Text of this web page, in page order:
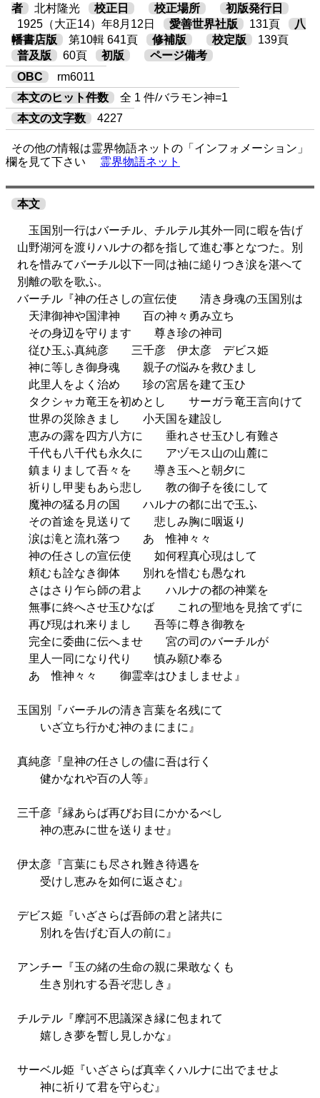
者
北村隆光 校正日 校正場所
初版発行日
1925（大正14）年8月12日
愛善世界社版 131頁
八
幡書店版
第10輯 641頁 修補版 校定版
139頁
普及版
60頁 初版
ページ備考
OBC
rm6011
本文のヒット件数
全 1 件/バラモン神=1
本文の文字数
4227
その他の情報は霊界物語ネットの「インフォメーション」
欄を見て下さい
霊界物語ネット
本文
玉国別一行はバーチル、チルテル其外一同に暇を告げ
山野湖河を渡りハルナの都を指して進む事となつた。別
れを惜みてバーチル以下一同は袖に縋りつき涙を湛へて
別離の歌を歌ふ。
バーチル『神の任さしの宣伝使 清き身魂の玉国別は
天津御神や国津神 百の神々勇み立ち
その身辺を守ります 尊き珍の神司
従ひ玉ふ真純彦 三千彦 伊太彦 デビス姫
神に等しき御身魂 親子の悩みを救ひまし
此里人をよく治め 珍の宮居を建て玉ひ
タクシャカ竜王を初めとし サーガラ竜王言向けて
世界の災除きまし 小天国を建設し
恵みの露を四方八方に 垂れさせ玉ひし有難さ
千代も八千代も永久に アヅモス山の山麓に
鎮まりまして吾々を 導き玉へと朝夕に
祈りし甲斐もあら悲し 教の御子を後にして
魔神の猛る月の国 ハルナの都に出で玉ふ
その首途を見送りて 悲しみ胸に咽返り
涙は滝と流れ落つ あゝ惟神々々
神の任さしの宣伝使 如何程真心現はして
頼むも詮なき御体 別れを惜むも愚なれ
さはさり乍ら師の君よ ハルナの都の神業を
無事に終へさせ玉ひなば これの聖地を見捨てずに
再び現はれ来りまし 吾等に尊き御教を
完全に委曲に伝へませ 宮の司のバーチルが
里人一同になり代り 慎み願ひ奉る
あゝ惟神々々 御霊幸はひましませよ』
玉国別『バーチルの清き言葉を名残にて
いざ立ち行かむ神のまにまに』
真純彦『皇神の任さしの儘に吾は行く
健かなれや百の人等』
三千彦『縁あらば再びお目にかかるべし
神の恵みに世を送りませ』
伊太彦『言葉にも尽され難き待遇を
受けし恵みを如何に返さむ』
デビス姫『いざさらば吾師の君と諸共に
別れを告げむ百人の前に』
アンチー『玉の緒の生命の親に果敢なくも
生き別れする吾ぞ悲しき』
チルテル『摩訶不思議深き縁に包まれて
嬉しき夢を暫し見しかな』
サーベル姫『いざさらば真幸くハルナに出でませよ
神に祈りて君を守らむ』